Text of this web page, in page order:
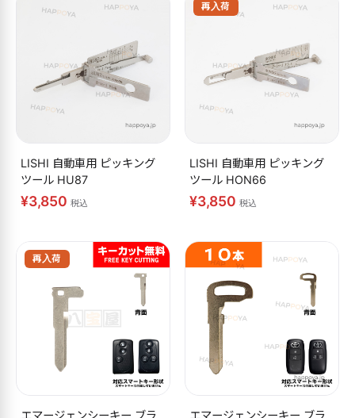
LISHI 自動車用 ピッキング
ツール HU87
¥3,850 税込
再入荷
LISHI 自動車用 ピッキング
ツール HON66
¥3,850 税込
再入荷
エマージェンシーキー ブラ
エマージェンシーキー ブラ